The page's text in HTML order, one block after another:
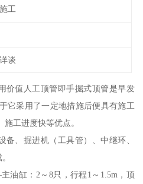
工
谈
价值人工顶管即手掘式顶管是早发
它采用了一定地措施后便具有施工
工进度快等优点。
备、掘进机（工具管）、中继环、
油缸：2～8只，行程1～1.5m，顶